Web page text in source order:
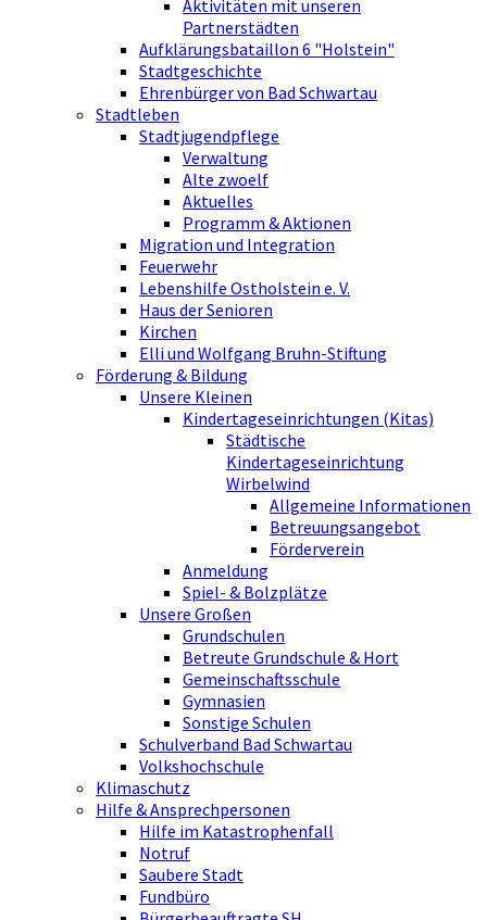
Aktivitäten mit unseren
Partnerstädten
Aufklärungsbataillon 6 "Holstein"
Stadtgeschichte
Ehrenbürger von Bad Schwartau
Stadtleben
Stadtjugendpflege
Verwaltung
Alte zwoelf
Aktuelles
Programm & Aktionen
Migration und Integration
Feuerwehr
Lebenshilfe Ostholstein e. V.
Haus der Senioren
Kirchen
Elli und Wolfgang Bruhn-Stiftung
Förderung & Bildung
Unsere Kleinen
Kindertageseinrichtungen (Kitas)
Städtische
Kindertageseinrichtung
Wirbelwind
Allgemeine Informationen
Betreuungsangebot
Förderverein
Anmeldung
Spiel- & Bolzplätze
Unsere Großen
Grundschulen
Betreute Grundschule & Hort
Gemeinschaftsschule
Gymnasien
Sonstige Schulen
Schulverband Bad Schwartau
Volkshochschule
Klimaschutz
Hilfe & Ansprechpersonen
Hilfe im Katastrophenfall
Notruf
Saubere Stadt
Fundbüro